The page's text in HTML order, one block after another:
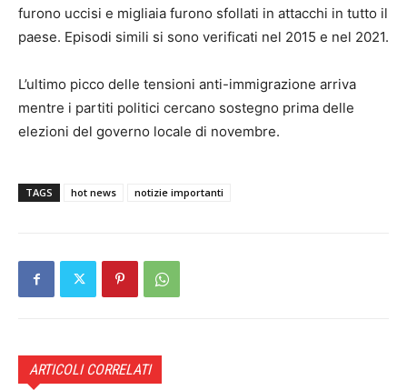
furono uccisi e migliaia furono sfollati in attacchi in tutto il
paese. Episodi simili si sono verificati nel 2015 e nel 2021.
L’ultimo picco delle tensioni anti-immigrazione arriva
mentre i partiti politici cercano sostegno prima delle
elezioni del governo locale di novembre.
TAGS hot news notizie importanti
ARTICOLI CORRELATI